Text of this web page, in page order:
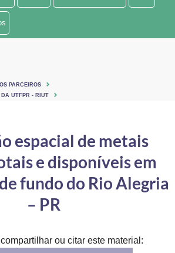
e dos Direitos Humanos
PARCEIROS
DA UTFPR - RIUT
espacial de metais
e disponíveis em
fundo do Rio Alegria
– PR
ou citar este material: